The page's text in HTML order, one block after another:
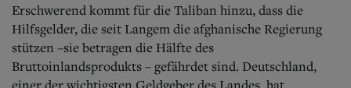
Erschwerend kommt für die Taliban hinzu, dass die
Hilfsgelder, die seit Langem die afghanische Regierung
stützen –sie betragen die Hälfte des
Bruttoinlandsprodukts – gefährdet sind. Deutschland,